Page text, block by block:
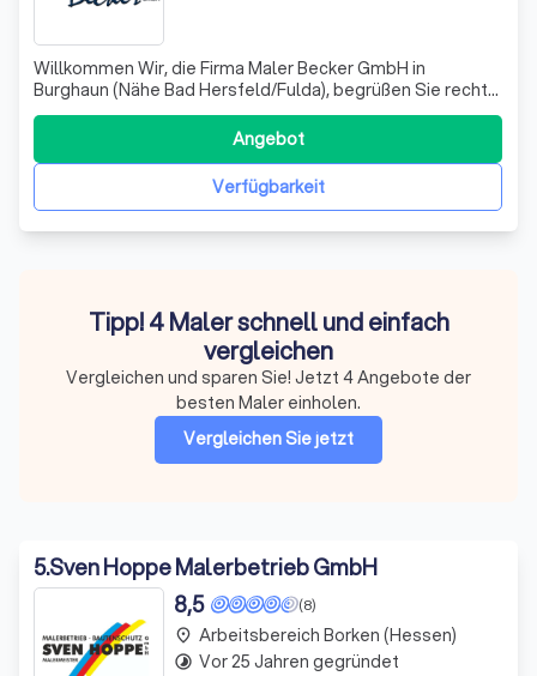
Willkommen Wir, die Firma Maler Becker GmbH in
Burghaun (Nähe Bad Hersfeld/Fulda), begrüßen Sie recht
herzlich auf unserer Internetseite zum Thema
Spanndecken, Lichtdecken und Fotodecken. Individuelle,
topmoderne und stilechte Innenraumgestaltung,
Verwirklichung von Wohnträumen durch die Umsetzu
Verfügbarkeit
Angebot
Tipp! 4 Maler schnell und einfach
vergleichen
Vergleichen und sparen Sie! Jetzt 4 Angebote der
besten Maler einholen.
Vergleichen Sie jetzt
5.Sven Hoppe Malerbetrieb GmbH
(8)
8,5
place Arbeitsbereich Borken (Hessen)
timelapse Vor 25 Jahren gegründet